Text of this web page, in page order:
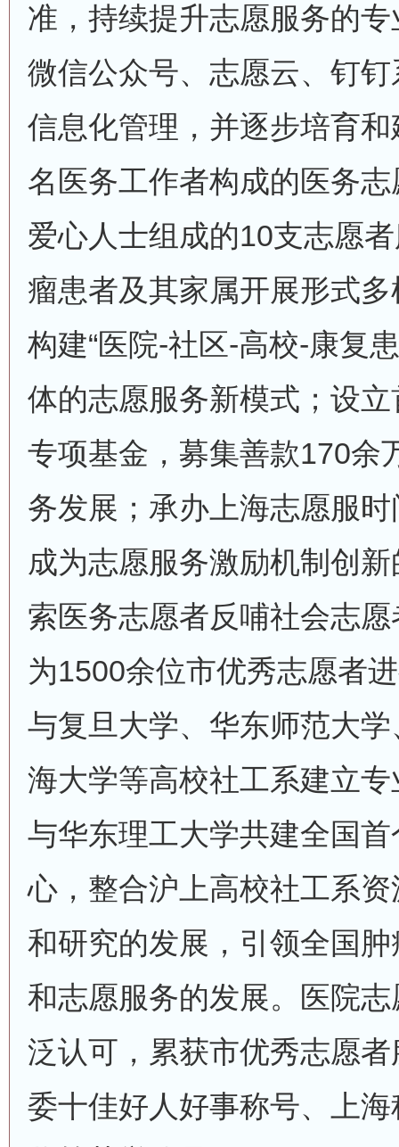
准，持续提升志愿服务的
微信公众号、志愿云、钉
信息化管理，并逐步培育
名医务工作者构成的医务
爱心人士组成的10支志愿
瘤患者及其家属开展形式
构建“医院-社区-高校-康复
体的志愿服务新模式；设
专项基金，募集善款170余
务发展；承办上海志愿服
成为志愿服务激励机制创
索医务志愿者反哺社会志
为1500余位市优秀志愿者
与复旦大学、华东师范大
海大学等高校社工系建立
与华东理工大学共建全国
心，整合沪上高校社工系
和研究的发展，引领全国
和志愿服务的发展。医院
泛认可，累获市优秀志愿
委十佳好人好事称号、上